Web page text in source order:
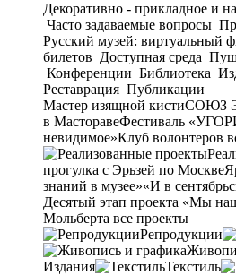
Декоративно - прикладное и
Часто задаваемые вопросы
Русский музей: виртуальный
билетов Доступная среда
Конференции Библиотека
Реставрация Публикации
Мастер изящной кистиСОЮЗ
в МасторавеФестиваль
невидимое»Клуб волонтеров
прогулка с Эрьзей по Москве
знаний в музее»«И в
Десятый этап проекта «Мы
Мольберта все проекты
Репродукции
Издания
Текстиль